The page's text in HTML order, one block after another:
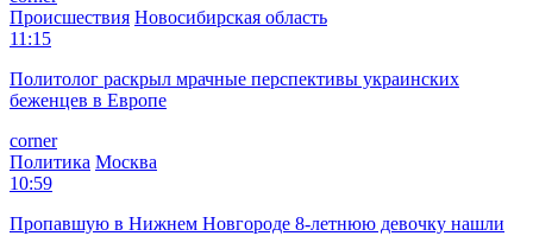
Происшествия Новосибирская область
11:15
Политолог раскрыл мрачные перспективы украинских
беженцев в Европе
corner
Политика Москва
10:59
Пропавшую в Нижнем Новгороде 8-летнюю девочку нашли